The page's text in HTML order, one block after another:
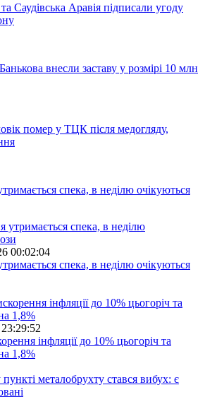
Саудівська Аравія підписали угоду
внесли заставу у розмірі 10 млн
помер у ТЦК після медогляду,
спека, в неділю очікуються
00:02:04
спека, в неділю очікуються
інфляції до 10% цьогоріч та
1,8%